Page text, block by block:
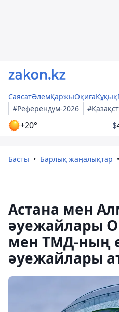
СаясатӘлемҚаржыОқиғаҚұқық
#Референдум-2026
+20° $
Басты Барлық жаңалықтар
Астана мен
әуежайлары
мен ТМД-ның
әуежайлары